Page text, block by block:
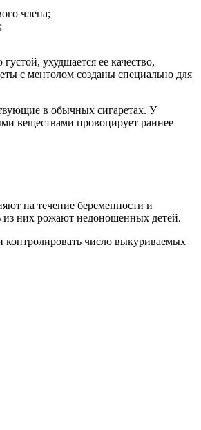
члена;
ухудшается ее качество,
с ментолом созданы специально для
в обычных сигаретах. У
веществами провоцирует раннее
на течение беременности и
из них рожают недоношенных детей.
контролировать число выкуриваемых